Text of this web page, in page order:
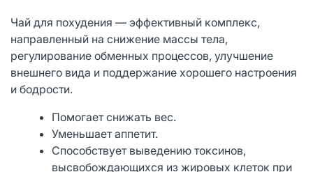
Чай для похудения — эффективный комплекс,
направленный на снижение массы тела,
регулирование обменных процессов, улучшение
внешнего вида и поддержание хорошего настроения
и бодрости.
Помогает снижать вес.
Уменьшает аппетит.
Способствует выведению токсинов,
высвобождающихся из жировых клеток при